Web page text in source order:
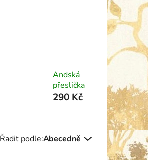
Andská
přeslička
290 Kč
Řadit podle:Abecedně